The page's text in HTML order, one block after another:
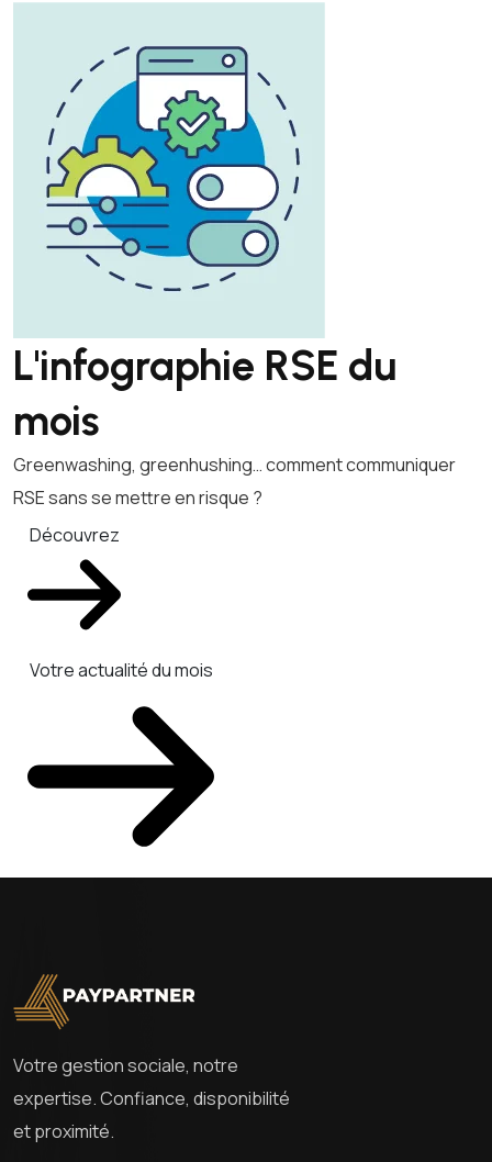
L'infographie RSE du
mois
Greenwashing, greenhushing… comment communiquer
RSE sans se mettre en risque ?
Découvrez
Votre actualité du mois
Votre gestion sociale, notre
expertise. Confiance, disponibilité
et proximité.